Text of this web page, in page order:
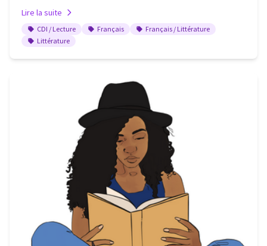
Lire la suite
CDI / Lecture Français
Français / Littérature
Littérature